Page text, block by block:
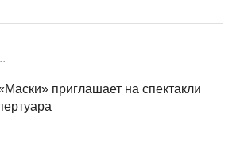
приглашает на спектакли